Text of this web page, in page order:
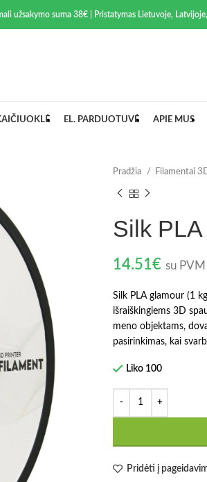
užsakymo suma 38€ | Pristatymas Lietuvoje,
EL. PARDUOTUVĖ APIE MUS
Pradžia Filamentai
Silk
14.51€ su PVM
Silk PLA glamour (1
išraiškingiems 3D
meno objektams,
pasirinkimas, kai
Liko 100
Pridėti į